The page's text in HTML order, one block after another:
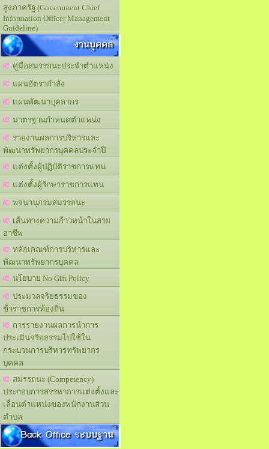
สูงภาครัฐ (Government Chief
Information Officer Management
Guideline)
งานบุคคล
คู่มือสมรรถนะประจำตำแหน่ง
แผนอัตรากำลัง
แผนพัฒนาบุคลากร
มาตรฐานกำหนดตำแหน่ง
รายงานผลการบริหารและ
พัฒนาทรัพยากรบุคคลประจำปี
แต่งตั้งผู้ปฏิบัติราชการแทน
แต่งตั้งผู้รักษาราชการแทน
พจนานุกรมสมรรถนะ
เส้นทางความก้าวหน้าในสาย
อาชีพ
หลักเกณฑ์การบริหารและ
พัฒนาทรัพยากรบุคคล
นโยบาย No Gift Policy
ประมวลจริยธรรมของ
ข้าราชการท้องถิ่น
การรายงานผลการนำการ
ประเมินจริยธรรมไปใช้ใน
กระบวนการบริหารทรัพยากร
บุคคล
สมรรถนะ (Competency)
ประกอบการสรรหาการแต่งตั้งและ
เลื่อนตำแหน่งของพนักงานส่วน
ตำบล
Back Office ระบบฐาน